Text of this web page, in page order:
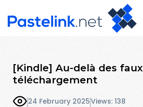
[Kindle] Au-delà des
téléchargement
24 February 2025Views: 138